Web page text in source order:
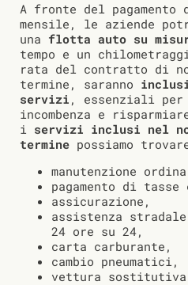
A fronte del pagamento
mensile, le aziende
una flotta auto su
tempo e un
rata del contratto di
termine, saranno
servizi , essenziali
incombenza e
i servizi inclusi nel
termine possiamo
manutenzione
pagamento di
assicurazione,
assistenza
24 ore su 24,
carta carburante,
cambio pneumatici,
vettura